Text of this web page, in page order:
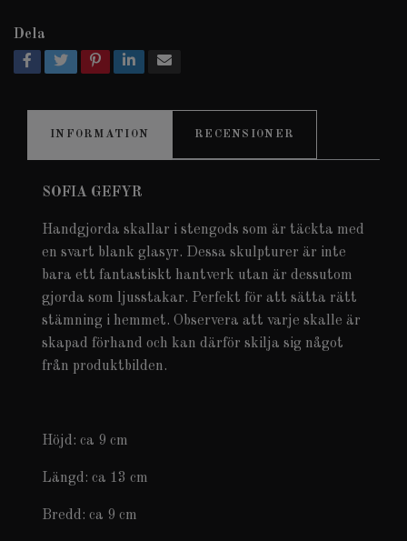
Dela
INFORMATION RECENSIONER
SOFIA GEFYR
Handgjorda skallar i stengods som är täckta med
en svart blank glasyr. Dessa skulpturer är inte
bara ett fantastiskt hantverk utan är dessutom
gjorda som ljusstakar. Perfekt för att sätta rätt
stämning i hemmet. Observera att varje skalle är
skapad förhand och kan därför skilja sig något
från produktbilden.
Höjd: ca 9 cm
Längd: ca 13 cm
Bredd: ca 9 cm